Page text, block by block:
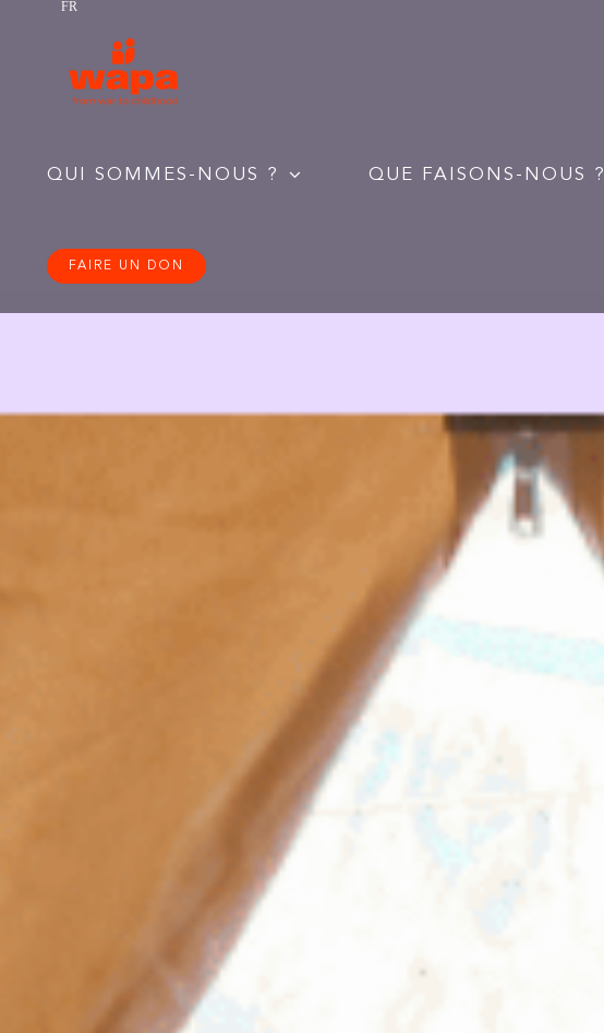
FR
QUI SOMMES-NOUS ? QUE FAISONS-NOUS ?
FAIRE UN DON